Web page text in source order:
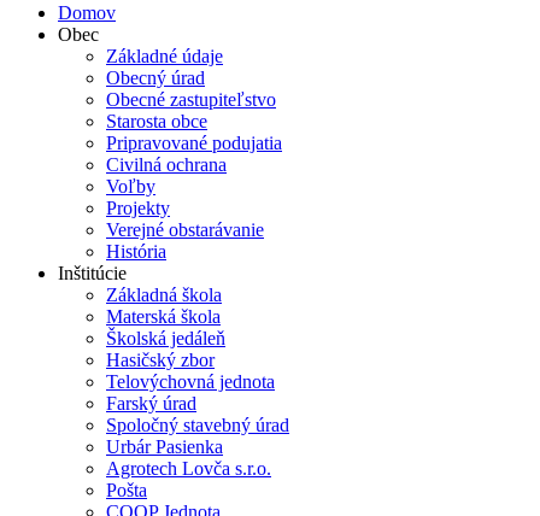
Domov
Obec
Základné údaje
Obecný úrad
Obecné zastupiteľstvo
Starosta obce
Pripravované podujatia
Civilná ochrana
Voľby
Projekty
Verejné obstarávanie
História
Inštitúcie
Základná škola
Materská škola
Školská jedáleň
Hasičský zbor
Telovýchovná jednota
Farský úrad
Spoločný stavebný úrad
Urbár Pasienka
Agrotech Lovča s.r.o.
Pošta
COOP Jednota